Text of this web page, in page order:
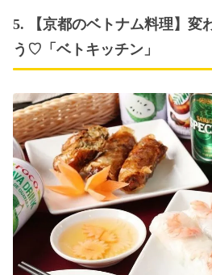
5. 【京都のベトナム料理】変
う♡「ベトキッチン」